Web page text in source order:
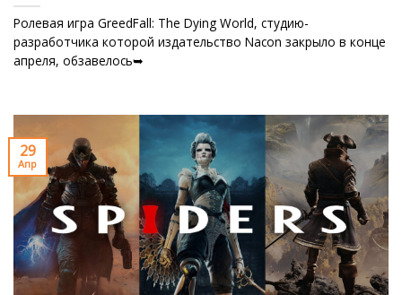
Ролевая игра GreedFall: The Dying World, студию-
разработчика которой издательство Nacon закрыло в конце
апреля, обзавелось➥
29
Апр